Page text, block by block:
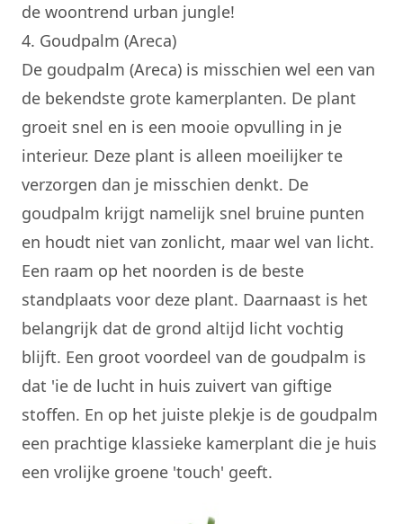
de woontrend urban jungle!
4. Goudpalm (Areca)
De goudpalm (Areca) is misschien wel een van
de bekendste grote kamerplanten. De plant
groeit snel en is een mooie opvulling in je
interieur. Deze plant is alleen moeilijker te
verzorgen dan je misschien denkt. De
goudpalm krijgt namelijk snel bruine punten
en houdt niet van zonlicht, maar wel van licht.
Een raam op het noorden is de beste
standplaats voor deze plant. Daarnaast is het
belangrijk dat de grond altijd licht vochtig
blijft. Een groot voordeel van de goudpalm is
dat 'ie de lucht in huis zuivert van giftige
stoffen. En op het juiste plekje is de goudpalm
een prachtige klassieke kamerplant die je huis
een vrolijke groene 'touch' geeft.